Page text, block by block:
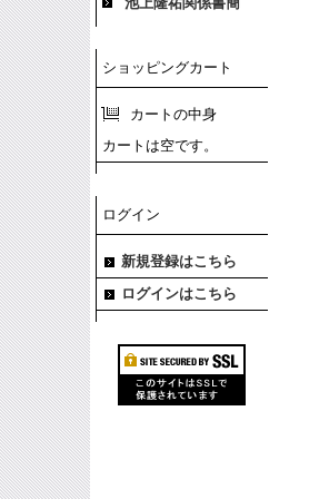
ショッピングカート
カートの中身
カートは空です。
ログイン
新規登録はこちら
ログインはこちら